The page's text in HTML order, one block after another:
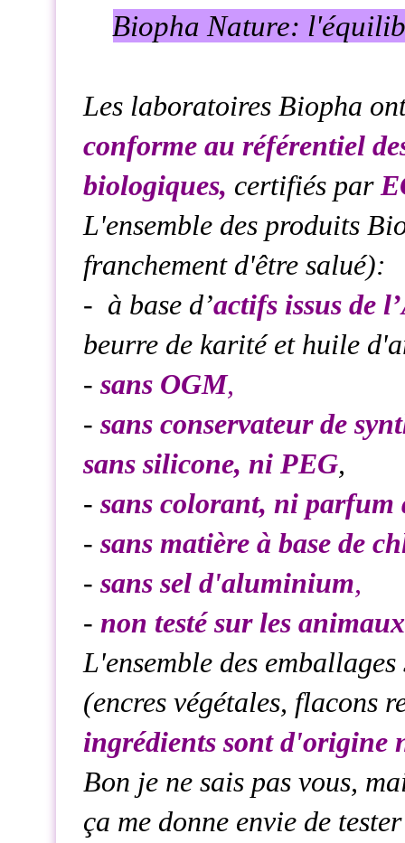
Biopha Nature:
Les laboratoires Biopha
conforme au référentiel
biologiques, certifiés par
L'ensemble des produits
franchement d'être salué):
- à base d’actifs issus de
beurre de karité et huile
- sans OGM,
- sans conservateur de
sans silicone, ni PEG,
- sans colorant, ni parfum
- sans matière à base de
- sans sel d'aluminium,
- non testé sur les
L'ensemble des
(encres végétales, flacons
ingrédients sont d'origine
Bon je ne sais pas vous,
ça me donne envie de